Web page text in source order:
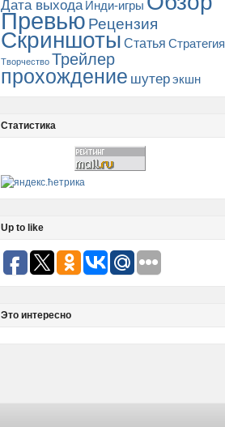
Дата выхода Инди-игры
Превью Рецензия
Скриншоты Статья Стратегия
Творчество Трейлер
прохождение шутерэкшн
Статистика
Up to like
Это интересно